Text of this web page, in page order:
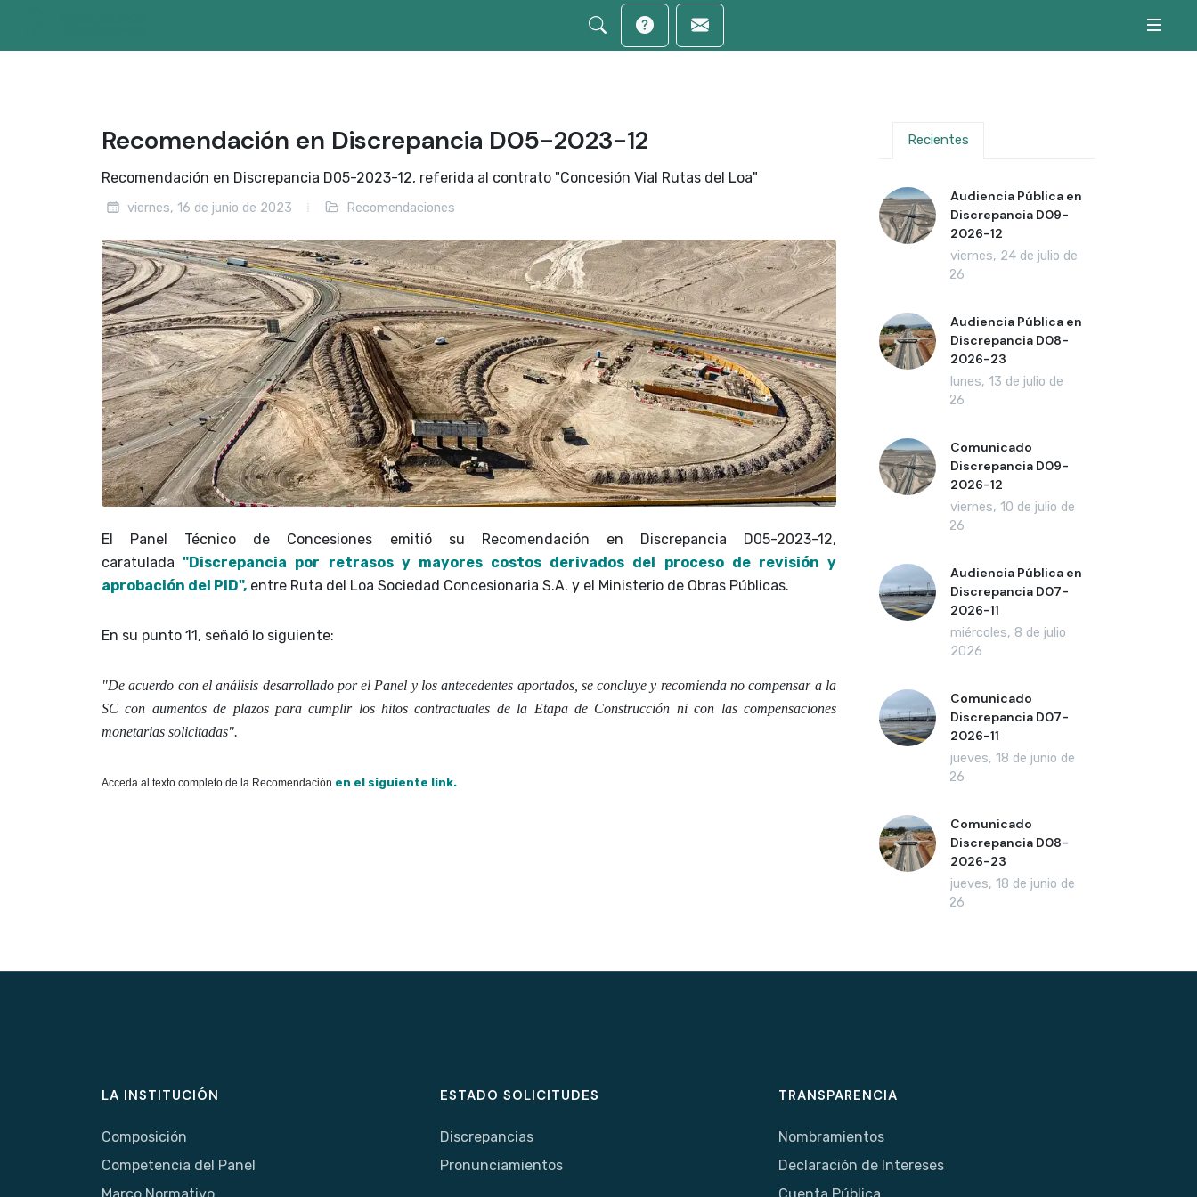
Recomendación en Discrepancia D05-2023-12
Recomendación en Discrepancia D05-2023-12, referida al contrato "Concesión Vial Rutas del Loa"
viernes, 16 de junio de 2023 Recomendaciones
El Panel Técnico de Concesiones emitió su Recomendación en Discrepancia D05-2023-12,
caratulada "Discrepancia por retrasos y mayores costos derivados del proceso de revisión y
aprobación del PID", entre Ruta del Loa Sociedad Concesionaria S.A. y el Ministerio de Obras Públicas.
En su punto 11, señaló lo siguiente:
"De acuerdo con el análisis desarrollado por el Panel y los antecedentes aportados, se concluye y recomienda no compensar a la
SC con aumentos de plazos para cumplir los hitos contractuales de la Etapa de Construcción ni con las compensaciones
monetarias solicitadas".
Acceda al texto completo de la Recomendación en el siguiente link.
Recientes
Audiencia Pública en
Discrepancia D09-
2026-12
viernes, 24 de julio de
2026
Audiencia Pública en
Discrepancia D08-
2026-23
lunes, 13 de julio de
2026
Comunicado
Discrepancia D09-
2026-12
viernes, 10 de julio de
2026
Audiencia Pública en
Discrepancia D07-
2026-11
miércoles, 8 de julio
de 2026
Comunicado
Discrepancia D07-
2026-11
jueves, 18 de junio de
2026
Comunicado
Discrepancia D08-
2026-23
jueves, 18 de junio de
2026
LA INSTITUCIÓN
Composición
Competencia del Panel
Marco Normativo
ESTADO SOLICITUDES
Discrepancias
Pronunciamientos
TRANSPARENCIA
Nombramientos
Declaración de Intereses
Cuenta Pública